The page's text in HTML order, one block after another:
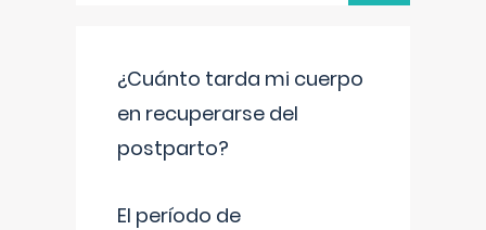
¿Cuánto tarda mi cuerpo
en recuperarse del
postparto?
El período de